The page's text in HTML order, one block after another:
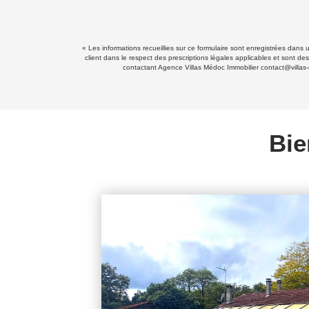
« Les informations recueillies sur ce formulaire sont enregistrées
client dans le respect des prescriptions légales applicables et sont
contactant Agence Villas Médoc Immobilier